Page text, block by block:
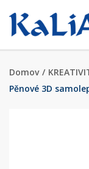
Domov /
Pěnové 3D